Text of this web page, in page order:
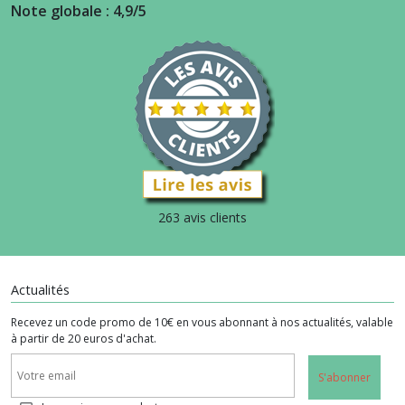
Note globale : 4,9/5
263 avis clients
Actualités
Recevez un code promo de 10€ en vous abonnant à nos actualités, valable
à partir de 20 euros d'achat.
S'abonner